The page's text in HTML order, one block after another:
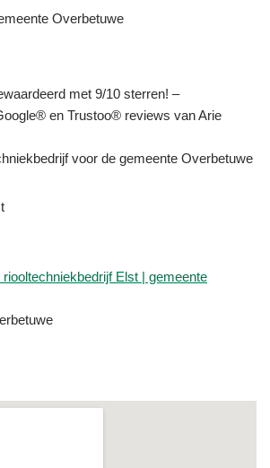
Overbetuwe
met 9/10 sterren! –
en Trustoo® reviews van Arie
voor de gemeente Overbetuwe
Elst | gemeente